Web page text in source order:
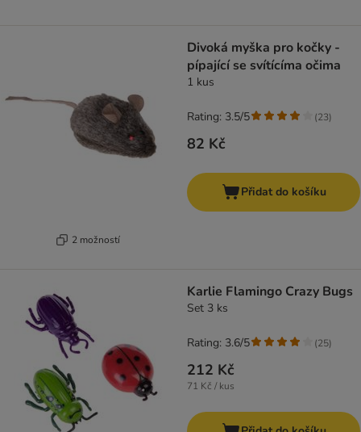
2 možností
Divoká myška pro kočky -
pípající se svítícíma očima
1 kus
82 Kč
Rating: 3.5/5 (23)
Přidat do košíku
Karlie Flamingo Crazy Bugs
Set 3 ks
212 Kč
71 Kč / kus
Rating: 3.6/5 (25)